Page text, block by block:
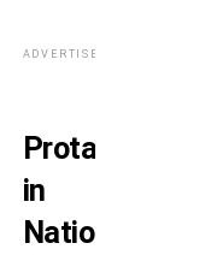
ADVERTISEMENT
Protagonista
in
Nations